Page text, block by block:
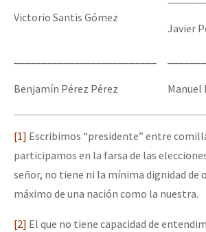
Victorio Santis Gómez
Javier
Benjamín Pérez Pérez Manuel
[1] Escribimos “presidente” entre
participamos en la farsa de las
señor, no tiene ni la mínima dignidad de
máximo de una nación como la nuestra.
[2] El que no tiene capacidad de